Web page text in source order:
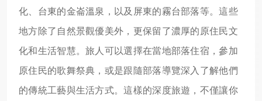
化、台東的金崙溫泉，以及屏東的霧台部落等。這些
地方除了自然景觀優美外，更保留了濃厚的原住民文
化和生活智慧。旅人可以選擇在當地部落住宿，參加
原住民的歌舞祭典，或是跟隨部落導覽深入了解他們
的傳統工藝與生活方式。這樣的深度旅遊，不僅讓你